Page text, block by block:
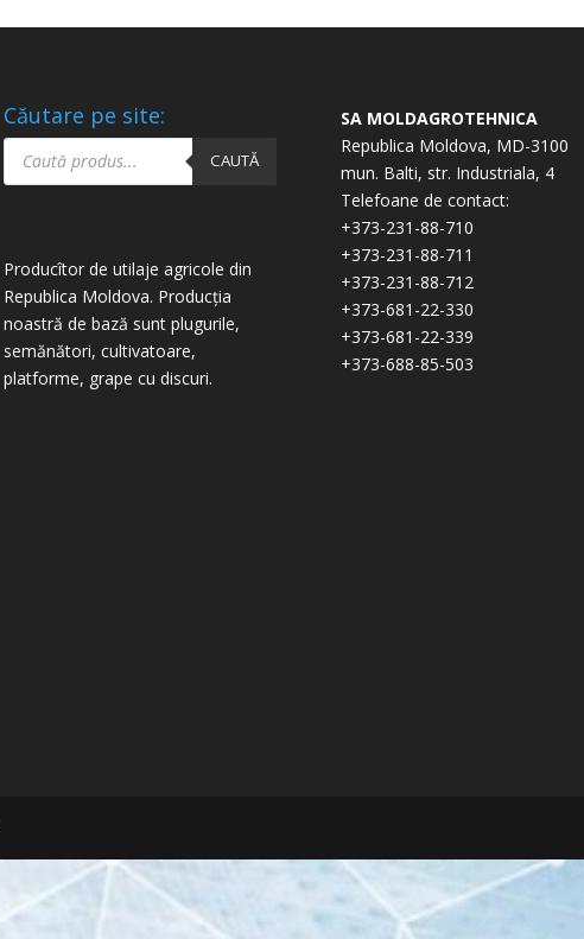
Căutare pe site:
Products
search CAUTĂ
Producîtor de utilaje agricole din
Republica Moldova. Producția
noastră de bază sunt plugurile,
semănători, cultivatoare,
platforme, grape cu discuri.
SA MOLDAGROTEHNICA
Republica Moldova, MD-3100
mun. Balti, str. Industriala, 4
Telefoane de contact:
+373-231-88-710
+373-231-88-711
+373-231-88-712
+373-681-22-330
+373-681-22-339
+373-688-85-503